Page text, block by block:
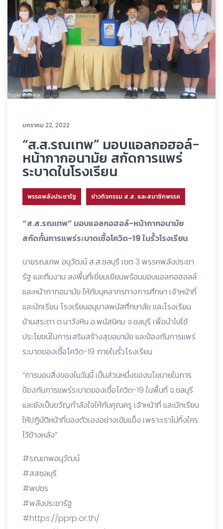
มกราคม 22, 2022
“ส.ส.รณเทพ” มอบแอลกอฮอล์-
หน้ากากอนามัย สกัดการแพร่
ระบาดในโรงเรียน
พรรคพลังประชารัฐ ข่าวกิจกรรม ส.ส. และสมาชิกพรรค
“ส.ส.รณเทพ” มอบแอลกอฮอล์-หน้ากากอนามัย
สกัดกั้นการแพร่ระบาดเชื้อโควิด-19 ในรั้วโรงเรียน
นายรณเทพ อนุวัฒน์ ส.ส.ชลบุรี เขต 3 พรรคพลังประชา
รัฐ และทีมงาน ลงพื้นที่เยี่ยมเยียนพร้อมมอบแอลกอฮอลล์
และหน้ากากอนามัย ให้กับบุคลากรทางการศึกษา เจ้าหน้าที่
และนักเรียน โรงเรียนอนุบาลพนัสศึกษาลัย และโรงเรียน
บ้านสระตา ต.นาวังหิน อ.พนัสนิคม จ.ชลบุรี เพื่อนำไปใช้
ประโยชน์ในการเสริมสร้างสุขอนามัย และป้องกันการแพร่
ระบาดของเชื้อโควิด-19 ภายในรั้วโรงเรียน
“การมอบสิ่งของในวันนี้ เป็นส่วนหนึ่งของนโยบายในการ
ป้องกันการแพร่ระบาดของเชื้อโควิด-19 ในพื้นที่ จ.ชลบุรี
และยังเป็นขวัญกำลังใจให้กับคุณครู เจ้าหน้าที่ และนักเรียน
ให้ปฏิบัติหน้าที่ของตัวเองอย่างเข้มแข็ง เพราะเราไม่ทิ้งใคร
ไว้ข้างหลัง”
#รณเทพอนุวัฒน์
#สสชลบุรี
#พปชร
#พลังประชารัฐ
#https://pprp.or.th/